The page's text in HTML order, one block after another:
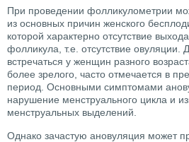
При проведении фолликулометрии
из основных причин женского
которой характерно отсутствие
фолликула, т.е. отсутствие овуляции.
встречаться у женщин разного
более зрелого, часто отмечается в
период. Основными симптомами
нарушение менструального цикла и
менструальных выделений.
Однако зачастую ановуляция может